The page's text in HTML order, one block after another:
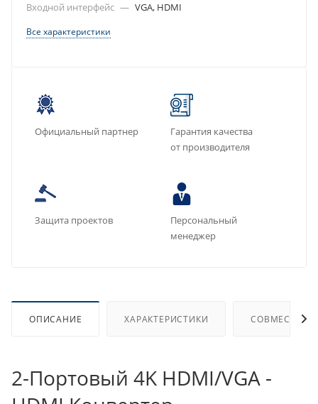
Входной интерфейс — VGA, HDMI
Все характеристики
Официальный партнер
Гарантия качества
от производителя
Защита проектов
Персональный
менеджер
ОПИСАНИЕ ХАРАКТЕРИСТИКИ
2-Портовый 4K HDMI/VGA -